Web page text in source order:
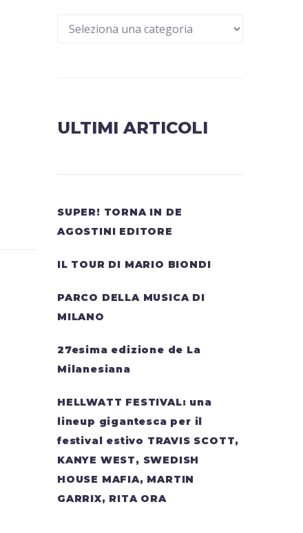
ULTIMI ARTICOLI
SUPER! TORNA IN DE
AGOSTINI EDITORE
IL TOUR DI MARIO BIONDI
PARCO DELLA MUSICA DI
MILANO
27esima edizione de La
Milanesiana
HELLWATT FESTIVAL: una
lineup gigantesca per il
festival estivo TRAVIS SCOTT,
KANYE WEST, SWEDISH
HOUSE MAFIA, MARTIN
GARRIX, RITA ORA